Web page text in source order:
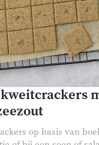
op basis van